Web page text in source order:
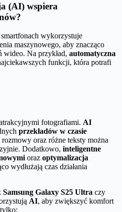
(AI) wspiera
wykorzystuje
maszynowego, aby znacząco
wideo. Na przykład, automatyczna
funkcji, która potrafi
fotografiami. AI
przekładów w czasie
oraz różne teksty można
Dodatkowo, inteligentne
oraz optymalizacja
wydłużają czas działania
Samsung Galaxy S25 Ultra czy
AI, aby zwiększyć komfort